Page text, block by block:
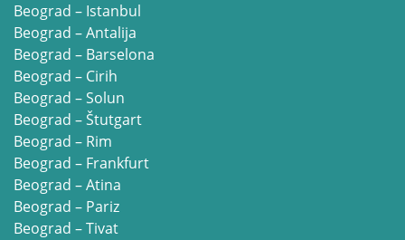
Beograd – Istanbul
Beograd – Antalija
Beograd – Barselona
Beograd – Cirih
Beograd – Solun
Beograd – Štutgart
Beograd – Rim
Beograd – Frankfurt
Beograd – Atina
Beograd – Pariz
Beograd – Tivat